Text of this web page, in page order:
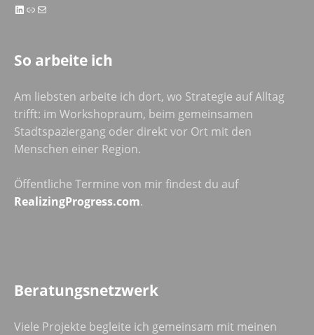
LinkedIn
LinkE-Mail
So arbeite ich
Am liebsten arbeite ich dort, wo Strategie auf Alltag
trifft: im Workshopraum, beim gemeinsamen
Stadtspaziergang oder direkt vor Ort mit den
Menschen einer Region.
Öffentliche Termine von mir findest du auf
RealizingProgress.com.
Beratungsnetzwerk
Viele Projekte begleite ich gemeinsam mit meinen